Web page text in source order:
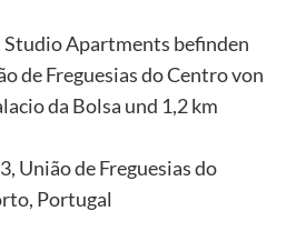
Studio Apartments befinden
de Freguesias do Centro von
da Bolsa und 1,2 km
União de Freguesias do
Portugal